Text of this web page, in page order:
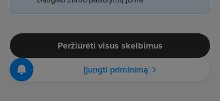
Peržiūrėti visus skelbimus
Įjungti priminimą